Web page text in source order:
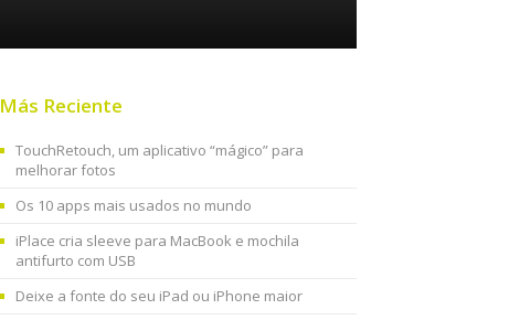
Más Reciente
TouchRetouch, um aplicativo “mágico” para
melhorar fotos
Os 10 apps mais usados no mundo
iPlace cria sleeve para MacBook e mochila
antifurto com USB
Deixe a fonte do seu iPad ou iPhone maior